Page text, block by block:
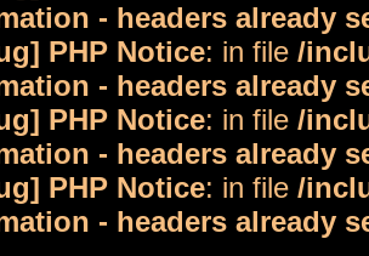
- headers already
PHP Notice: in file /
- headers already
PHP Notice: in file /
- headers already
PHP Notice: in file /
- headers already